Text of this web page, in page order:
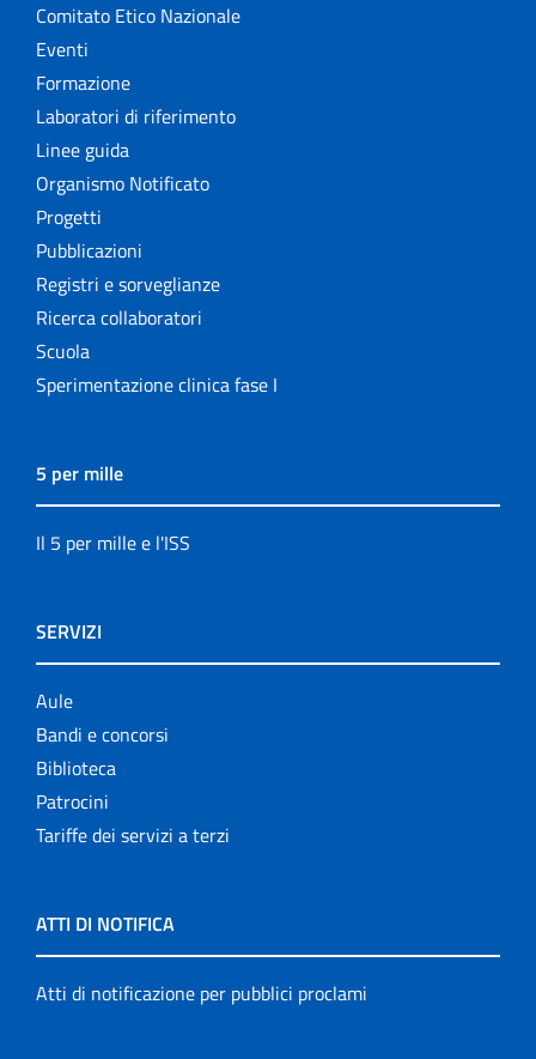
Comitato Etico Nazionale
Eventi
Formazione
Laboratori di riferimento
Linee guida
Organismo Notificato
Progetti
Pubblicazioni
Registri e sorveglianze
Ricerca collaboratori
Scuola
Sperimentazione clinica fase I
5 per mille
Il 5 per mille e l'ISS
SERVIZI
Aule
Bandi e concorsi
Biblioteca
Patrocini
Tariffe dei servizi a terzi
ATTI DI NOTIFICA
Atti di notificazione per pubblici proclami